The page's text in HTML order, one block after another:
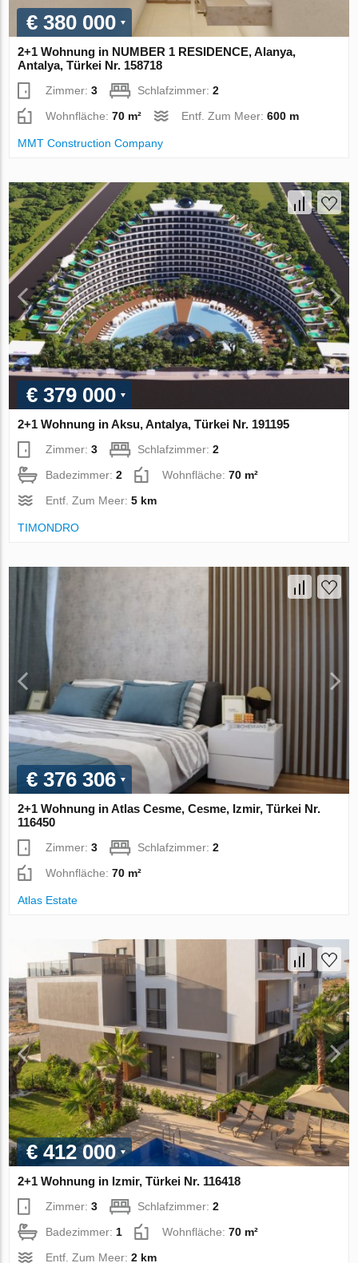
€ 380 000
2+1 Wohnung in NUMBER 1 RESIDENCE, Alanya,
Antalya, Türkei Nr. 158718
Zimmer:3 Schlafzimmer:2
Wohnfläche:70 m² Entf. Zum Meer:600 m
MMT Construction Company
€ 379 000
2+1 Wohnung in Aksu, Antalya, Türkei Nr. 191195
Zimmer:3 Schlafzimmer:2
Badezimmer:2 Wohnfläche:70 m²
Entf. Zum Meer:5 km
TIMONDRO
€ 376 306
2+1 Wohnung in Atlas Cesme, Cesme, Izmir, Türkei Nr.
116450
Zimmer:3 Schlafzimmer:2
Wohnfläche:70 m²
Atlas Estate
€ 412 000
2+1 Wohnung in Izmir, Türkei Nr. 116418
Zimmer:3 Schlafzimmer:2
Badezimmer: 1 Wohnfläche:70 m²
Entf. Zum Meer:2 km